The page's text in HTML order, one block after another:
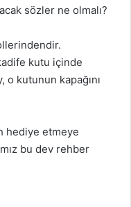
sözler ne olmalı?
kutu içinde
kutunun kapağını
hediye etmeye
bu dev rehber